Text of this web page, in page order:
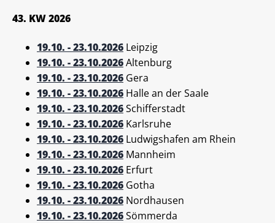
43. KW 2026
19.10. - 23.10.2026 Leipzig
19.10. - 23.10.2026Altenburg
19.10. - 23.10.2026 Gera
19.10. - 23.10.2026 Halle an der Saale
19.10. - 23.10.2026Schifferstadt
19.10. - 23.10.2026 Karlsruhe
19.10. - 23.10.2026 Ludwigshafen am Rhein
19.10. - 23.10.2026 Mannheim
19.10. - 23.10.2026 Erfurt
19.10. - 23.10.2026 Gotha
19.10. - 23.10.2026 Nordhausen
19.10. - 23.10.2026Sömmerda